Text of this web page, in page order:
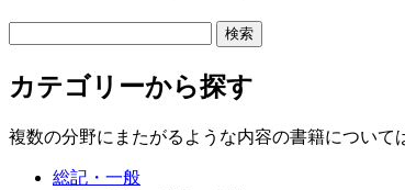
カテゴリーから探す
複数の分野にまたがるような内容の書籍について
総記・一般